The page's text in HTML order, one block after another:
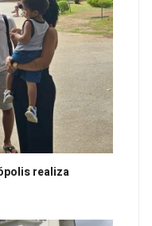
realiza